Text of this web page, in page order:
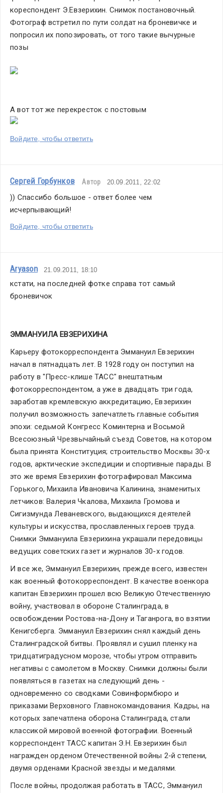
кореспондент Э.Евзерихин. Снимок постановочный.
Фотограф встретил по пути солдат на броневичке и
попросил их попозировать, от того такие вычурные
позы
А вот тот же перекресток с постовым
Войдите, чтобы ответить
Сергей Горбунков Автор 20.09.2011, 22:02
)) Спассибо большое - ответ более чем
исчерпывающий!
Войдите, чтобы ответить
Aryason 21.09.2011, 18:10
кстати, на последней фотке справа тот самый
броневичок
ЭММАНУИЛА ЕВЗЕРИХИНА
Карьеру фотокорреспондента Эммануил Евзерихин
начал в пятнадцать лет. В 1928 году он поступил на
работу в "Пресс-клише ТАСС" внештатным
фотокорреспондентом, а уже в двадцать три года,
заработав кремлевскую аккредитацию, Евзерихин
получил возможность запечатлеть главные события
эпохи: седьмой Конгресс Коминтерна и Восьмой
Всесоюзный Чрезвычайный съезд Советов, на котором
была принята Конституция; строительство Москвы 30-х
годов, арктические экспедиции и спортивные парады. В
это же время Евзерихин фотографировал Максима
Горького, Михаила Ивановича Калинина, знаменитых
летчиков: Валерия Чкалова, Михаила Громова и
Сигизмунда Леваневского, выдающихся деятелей
культуры и искусства, прославленных героев труда.
Снимки Эммануила Евзерихина украшали передовицы
ведущих советских газет и журналов 30-х годов.
И все же, Эммануил Евзерихин, прежде всего, известен
как военный фотокорреспондент. В качестве военкора
капитан Евзерихин прошел всю Великую Отечественную
войну, участвовал в обороне Сталинграда, в
освобождении Ростова-на-Дону и Таганрога, во взятии
Кенигсберга. Эммануил Евзерихин снял каждый день
Сталинградской битвы. Проявлял и сушил пленку на
тридцатиградусном морозе, чтобы утром отправить
негативы с самолетом в Москву. Снимки должны были
появляться в газетах на следующий день -
одновременно со сводками Совинформбюро и
приказами Верховного Главнокомандования. Кадры, на
которых запечатлена оборона Сталинграда, стали
классикой мировой военной фотографии. Военный
корреспондент ТАСС капитан Э.Н. Евзерихин был
награжден орденом Отечественной войны 2-й степени,
двумя орденами Красной звезды и медалями.
После войны, продолжая работать в ТАСС, Эммануил